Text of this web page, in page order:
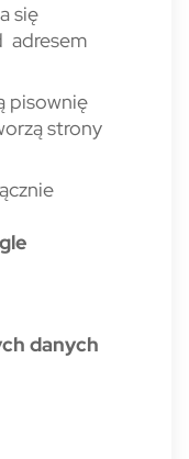
się
adresem
pisownię
strony
danych